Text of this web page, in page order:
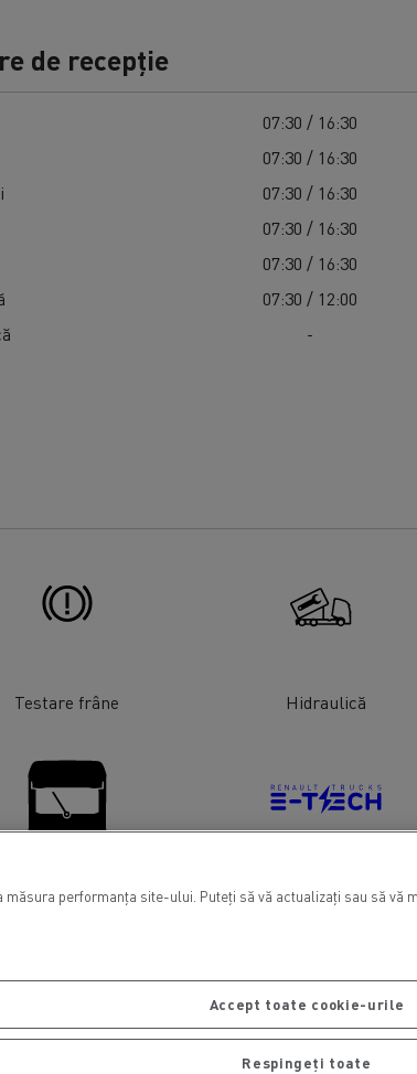
Servicii de urgență
Pentru livrare
Costul total de
Garanție, reparații
Cursuri pentru
de recepție
07:30 / 16:30
07:30 / 16:30
07:30 / 16:30
07:30 / 16:30
07:30 / 16:30
07:30 / 12:00
-
Testare frâne Hidraulică
parbrize Autovehicule electrice
performanța site-ului. Puteți să vă actualizați sau să
Accept toate cookie-urile
Respingeți toate